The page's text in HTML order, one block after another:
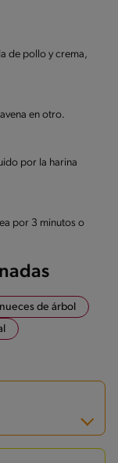
de pollo y crema,
en otro.
por la harina
por 3 minutos o
de árbol